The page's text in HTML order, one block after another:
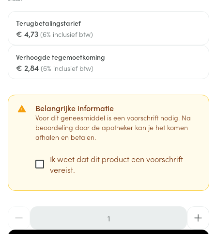
Terugbetalingstarief
€ 4,73 (6% inclusief btw)
Verhoogde tegemoetkoming
€ 2,84 (6% inclusief btw)
Belangrijke informatie
Voor dit geneesmiddel is een voorschrift nodig. Na
beoordeling door de apotheker kan je het komen
afhalen en betalen.
Ik weet dat dit product een voorschrift
vereist.